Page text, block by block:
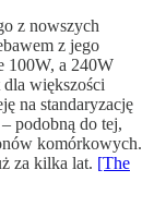
z nowszych
z jego
100W, a 240W
dla większości
na standaryzację
podobną do tej,
komórkowych.
za kilka lat. [The